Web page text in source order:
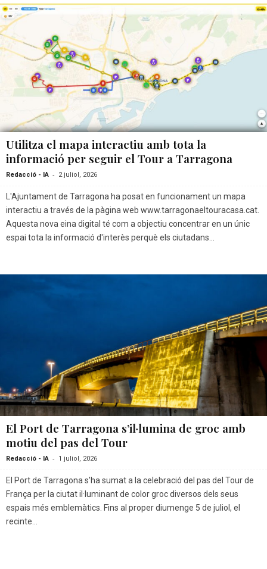
Utilitza el mapa interactiu amb tota la
informació per seguir el Tour a Tarragona
Redacció - IA - 2 juliol, 2026
L'Ajuntament de Tarragona ha posat en funcionament un mapa
interactiu a través de la pàgina web www.tarragonaeltouracasa.cat.
Aquesta nova eina digital té com a objectiu concentrar en un únic
espai tota la informació d'interès perquè els ciutadans...
El Port de Tarragona s’il·lumina de groc amb
motiu del pas del Tour
Redacció - IA - 1 juliol, 2026
El Port de Tarragona s’ha sumat a la celebració del pas del Tour de
França per la ciutat il·luminant de color groc diversos dels seus
espais més emblemàtics. Fins al proper diumenge 5 de juliol, el
recinte...